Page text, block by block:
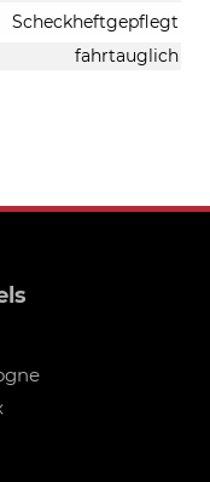
Scheckheftgepflegt
fahrtauglich